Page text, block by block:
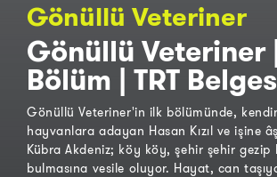
Gönüllü Veteriner
Gönüllü Veteriner
Bölüm | TRT
Gönüllü Veteriner'in ilk bölümünde,
hayvanlara adayan Hasan Kızıl ve işine
Kübra Akdeniz; köy köy, şehir şehir gezip
bulmasına vesile oluyor. Hayat, can